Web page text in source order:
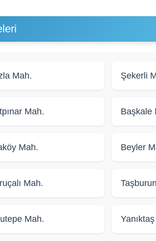
Mah. Şekerli
Mah. Başkale
Mah. Beyler
Mah.
Mah.